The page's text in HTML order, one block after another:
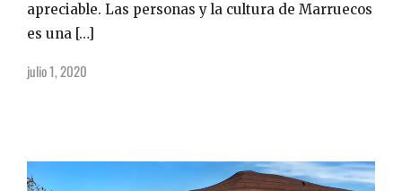
apreciable. Las personas y la cultura de Marruecos
es una […]
julio 1, 2020